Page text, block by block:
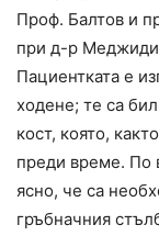
Проф. Балтов и
при д-р
Пациентката е
ходене; те са
кост, която,
преди време. По
ясно, че са
гръбначния